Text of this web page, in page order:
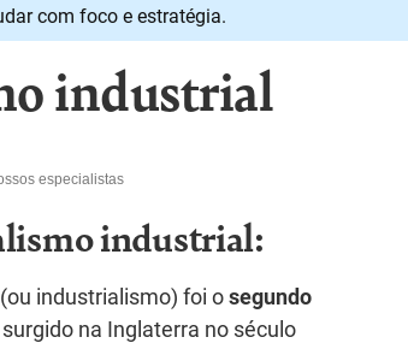
com foco e estratégia.
industrial
especialistas
industrial:
industrialismo) foi osegundo
surgido na Inglaterra no século